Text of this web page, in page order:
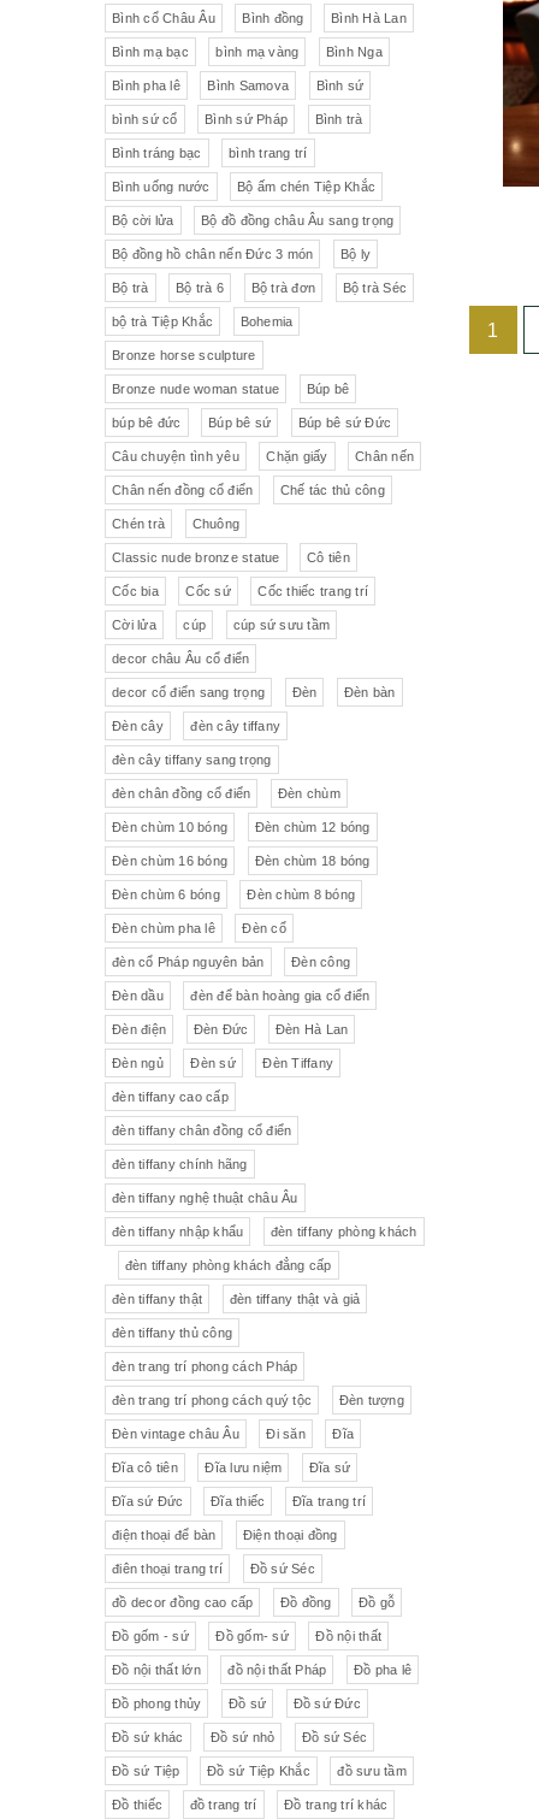
1
Đồ trang trí khác Đèn
Đồ sứ khác Tranh sơn dầu
Đồ sứ nhỏ Đôn bình
Âu sứ có nắp Gạt tàn
Ly pha lê Liễn cổ
Đồ sứ hồng Đồ sứ
Liễn sứ Đồng hồ quả lê
Đồng hồ Đèn chùm
Đèn chùm pha lê Tiệp
Đồng hồ để bàn Đồ nội thất
Pha lê màu đắp hoa nổi
Pha lê Đĩa trang trí
Sứ hồng
Ấm chén sứ Tiệp Bộ trà
Sữa
Tượng đồng Thảm
Độc bình Đồ đồng
Tượng sứ Đồ trang trí nhỏ
Rượu Cognac
Thực phẩm chức năng
Rượu Whisky Rượu vang
Tượng gốm Đèn bàn
Tượng Bộ trà sứ Tiệp
Liên Xô
Cộng hòa Séc- chợ đồ cổ Praha
pha lê Tiệp Đồ sứ Tiệp
Sứ Đức Italia, Germany
VebR- Đức Royal Schwabap
H&C - Séc Bohemia
Đức
Bavaria Nutrilon
Fonderie Bords de Seine
Chế tác thủ công Hennessy
Johnie Walker Pháp
L'art Bronze Qualité France
Karlovy Vary
Bình cổ Châu Âu Bình đồng Bình Hà Lan
Bình mạ bạc bình mạ vàng Bình Nga
Bình pha lê Bình Samova Bình sứ
bình sứ cổ Bình sứ Pháp Bình trà
Bình tráng bạc bình trang trí
Bình uống nước Bộ ấm chén Tiệp Khắc
Bộ cời lửa Bộ đồ đồng châu Âu sang trọng
Bộ đồng hồ chân nến Đức 3 món Bộ ly
Bộ trà Bộ trà 6 Bộ trà đơn Bộ trà Séc
bộ trà Tiệp Khắc Bohemia
Bronze horse sculpture
Bronze nude woman statue Búp bê
búp bê đức Búp bê sứ Búp bê sứ Đức
Câu chuyện tình yêu Chặn giấy Chân nến
Chân nến đồng cổ điển Chế tác thủ công
Chén trà Chuông
Classic nude bronze statue Cô tiên
Cốc bia Cốc sứ Cốc thiếc trang trí
Cời lửa cúp cúp sứ sưu tầm
decor châu Âu cổ điển
decor cổ điển sang trọng Đèn Đèn bàn
Đèn cây đèn cây tiffany
đèn cây tiffany sang trọng
đèn chân đồng cổ điển Đèn chùm
Đèn chùm 10 bóng Đèn chùm 12 bóng
Đèn chùm 16 bóng Đèn chùm 18 bóng
Đèn chùm 6 bóng Đèn chùm 8 bóng
Đèn chùm pha lê Đèn cổ
đèn cổ Pháp nguyên bản Đèn công
Đèn dầu đèn để bàn hoàng gia cổ điển
Đèn điện Đèn Đức Đèn Hà Lan
Đèn ngủ Đèn sứ Đèn Tiffany
đèn tiffany cao cấp
đèn tiffany chân đồng cổ điển
đèn tiffany chính hãng
đèn tiffany nghệ thuật châu Âu
đèn tiffany nhập khẩu đèn tiffany phòng khách
đèn tiffany phòng khách đẳng cấp
đèn tiffany thật đèn tiffany thật và giả
đèn tiffany thủ công
đèn trang trí phong cách Pháp
đèn trang trí phong cách quý tộc Đèn tượng
Đèn vintage châu Âu Đi săn Đĩa
Đĩa cô tiên Đĩa lưu niệm Đĩa sứ
Đĩa sứ Đức Đĩa thiếc Đĩa trang trí
điện thoại để bàn Điện thoại đồng
điên thoại trang trí Đồ sứ Séc
đồ decor đồng cao cấp Đồ đồng Đồ gỗ
Đồ gốm - sứ Đồ gốm- sứ Đồ nội thất
Đồ nội thất lớn đồ nội thất Pháp Đồ pha lê
Đồ phong thủy Đồ sứ Đồ sứ Đức
Đồ sứ khác Đồ sứ nhỏ Đồ sứ Séc
Đồ sứ Tiệp Đồ sứ Tiệp Khắc đồ sưu tầm
Đồ thiếc đồ trang trí Đồ trang trí khác